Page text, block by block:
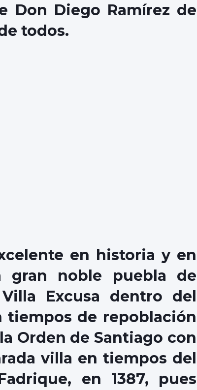
Don Diego Ramírez de
todos.
en historia y en
gran noble puebla de
Excusa dentro del
tiempos de repoblación
Orden de Santiago con
villa en tiempos del
en 1387, pues